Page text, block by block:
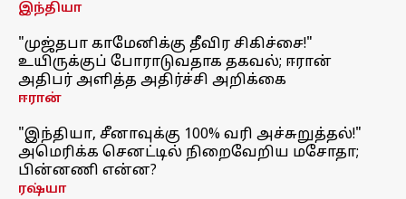
இந்தியா
"முஜ்தபா காமேனிக்கு தீவிர சிகிச்சை!"
உயிருக்குப் போராடுவதாக தகவல்; ஈரான்
அதிபர் அளித்த அதிர்ச்சி அறிக்கை
ஈரான்
"இந்தியா, சீனாவுக்கு 100% வரி அச்சுறுத்தல்!"
அமெரிக்க செனட்டில் நிறைவேறிய மசோதா;
பின்னணி என்ன?
ரஷ்யா